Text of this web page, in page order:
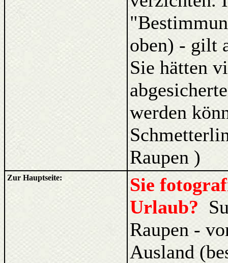
oben) - gilt
Sie hätten
werden
Raupen )
Zur Hauptseite:
Sie
Urlaub?
Raupen -
Ausland